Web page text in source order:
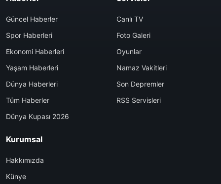
Güncel Haberler
Spor Haberleri
Ekonomi Haberleri
Yaşam Haberleri
Dünya Haberleri
Tüm Haberler
Dünya Kupası 2026
Canlı TV
Foto Galeri
Oyunlar
Namaz Vakitleri
Son Depremler
RSS Servisleri
Kurumsal
Hakkımızda
Künye